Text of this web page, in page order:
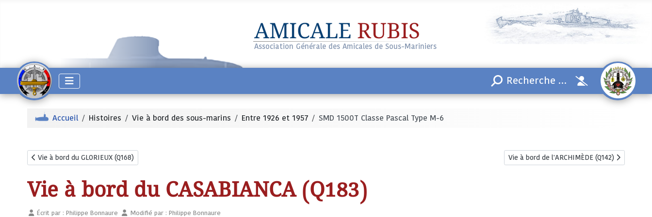
AMICALE RUBIS
Association Générale des Amicales de Sous-Mariniers
Accueil Histoires Vie à bord des sous-marins Entre 1926 et 1957 SMD 1500T Classe Pascal Type M-6
Article précédent : Vie à bord du GLORIEUX (Q168)
Vie à bord du GLORIEUX (Q168) Article suivant : Vie à bord de l'ARCHIMÈDE
Vie à bord de l'ARCHIMÈDE (Q142)
Vie à bord du CASABIANCA (Q183)
Écrit par :Philippe Bonnaure Modifié par : Philippe Bonnaure